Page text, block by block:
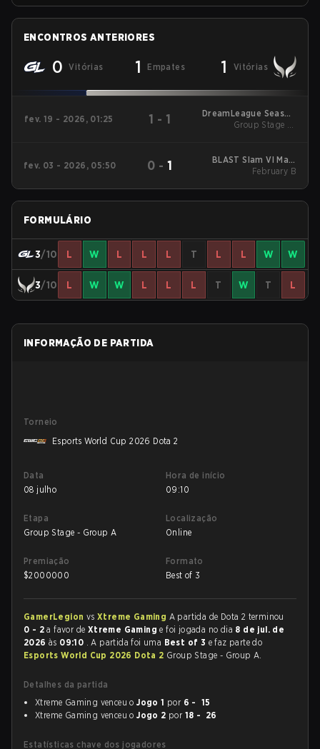
ENCONTROS ANTERIORES
0 Vitórias 1 Empates 1 Vitórias
fev. 19 - 2026, 01:25 1 - 1
DreamLeague Season
28
Group Stage 1 -
fev. 03 - 2026, 05:50 0 -1
BLAST Slam VI Main
Tournament
February B
FORMULÁRIO
3/10 L W L L L T L L W W
3/10 L W W L L L T W T L
INFORMAÇÃO DE PARTIDA
Torneio
Esports World Cup 2026 Dota 2
Data
08 julho
Hora de início
09:10
Etapa
Group Stage - Group A
Localização
Online
Premiação
$2000000
Formato
Best of 3
GamerLegion vsXtreme Gaming A partida de Dota 2 terminou
0 - 2 a favor de Xtreme Gaminge foi jogada no dia 8 de jul. de
2026 às 09:10 . A partida foi uma Best of 3 e faz parte do
Esports World Cup 2026 Dota 2 Group Stage - Group A.
Detalhes da partida
Xtreme Gaming venceu oJogo 1 por 6 - 15
Xtreme Gaming venceu oJogo 2 por 18 - 26
Estatísticas chave dos jogadores